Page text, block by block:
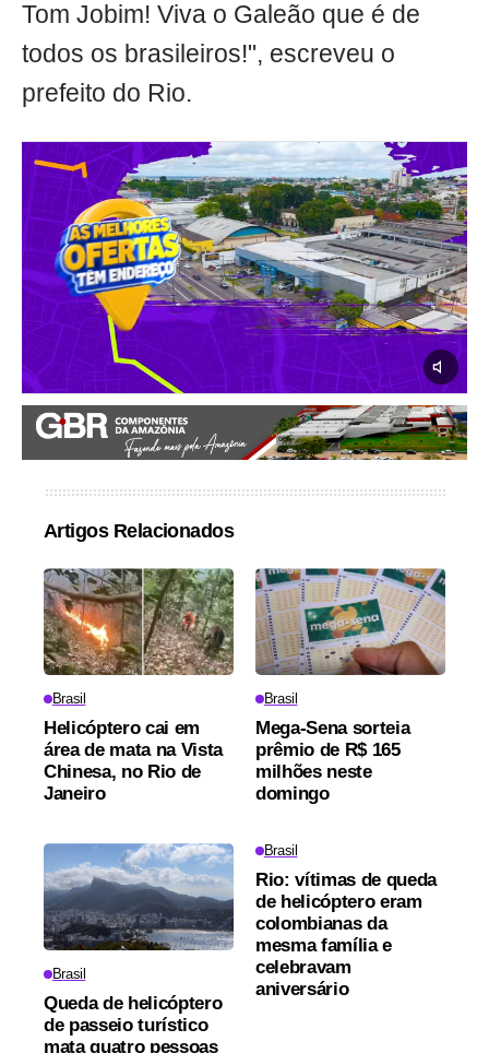
Tom Jobim! Viva o Galeão que é de
todos os brasileiros!", escreveu o
prefeito do Rio.
Artigos Relacionados
Brasil
Helicóptero cai em
área de mata na Vista
Chinesa, no Rio de
Janeiro
Brasil
Mega-Sena sorteia
prêmio de R$ 165
milhões neste
domingo
Brasil
Queda de helicóptero
de passeio turístico
mata quatro pessoas
Brasil
Rio: vítimas de queda
de helicóptero eram
colombianas da
mesma família e
celebravam
aniversário